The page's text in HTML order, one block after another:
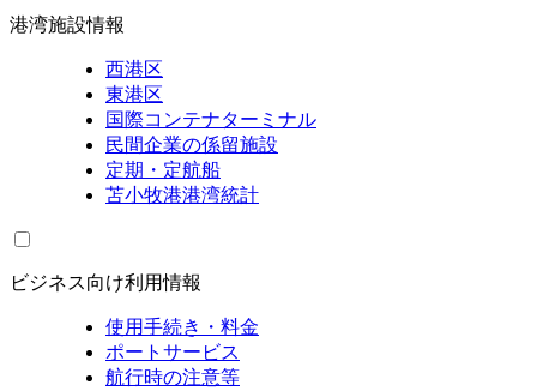
港湾施設情報
西港区
東港区
国際コンテナターミナル
民間企業の係留施設
定期・定航船
苫小牧港港湾統計
ビジネス向け利用情報
使用手続き・料金
ポートサービス
航行時の注意等